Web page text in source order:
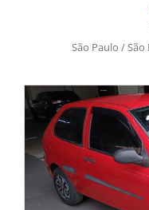
São Paulo /